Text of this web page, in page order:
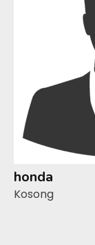
honda
Kosong